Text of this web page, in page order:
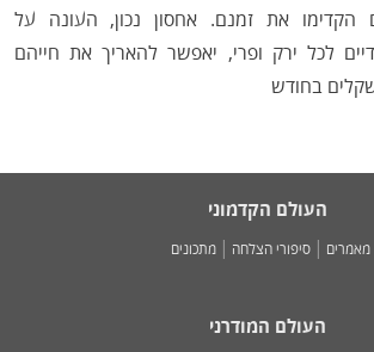
הקדימו את זמנם. אחסון נכון, העונה על
לכל ירק ופרי, יאפשר להאריך את חייהם
בחודש
העולם הקדמוני
מאמרים סיפורי הצלחה מתכונים
העולם המודרני